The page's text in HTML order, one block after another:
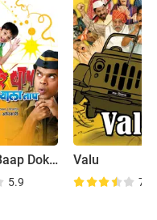
Baap Re Baap Dokyala Taap
5.9
Valu
7.6